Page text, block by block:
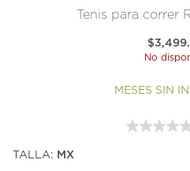
Tenis para correr
No
MESES SIN
TALLA: MX